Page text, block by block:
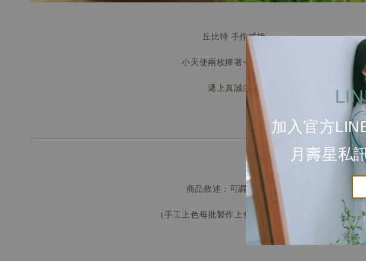
加入官方
月壽星私
丘比特 手作戒指
小天使兩枚捧著一顆小鑽石
遞上真誠的心
商品敘述：可調整大小。
（手工上色每批製作上色稍微會有差異）